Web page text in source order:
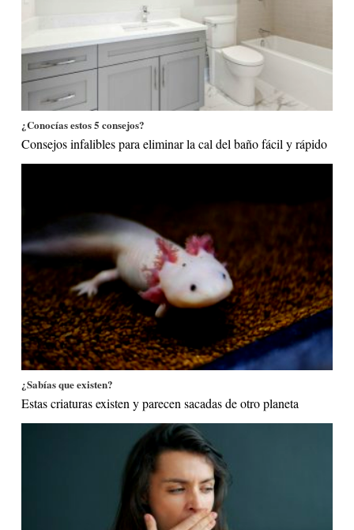
¿Conocías estos 5 consejos?
Consejos infalibles para eliminar la cal del baño fácil y rápido
¿Sabías que existen?
Estas criaturas existen y parecen sacadas de otro planeta